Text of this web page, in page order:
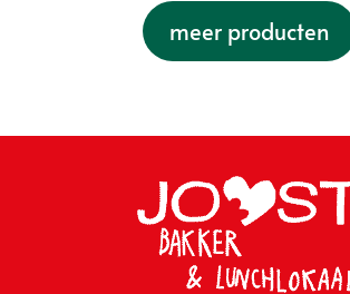
meer producten